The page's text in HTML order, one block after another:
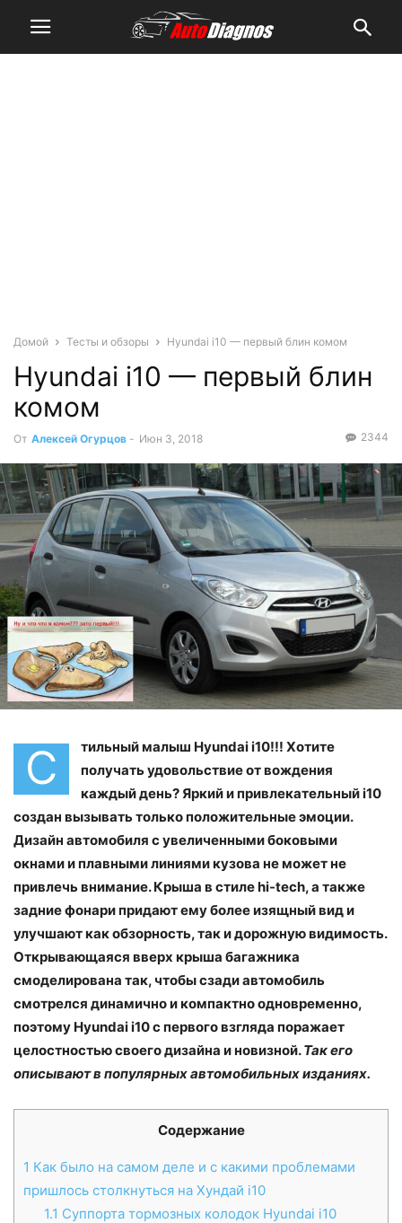
Домой Тесты и обзоры Hyundai i10 — первый блин комом
Hyundai i10 — первый блин
комом
От Алексей Огурцов - Июн 3, 2018 2344
С
тильный малыш Hyundai i10!!! Хотите
получать удовольствие от вождения
каждый день? Яркий и привлекательный i10
создан вызывать только положительные эмоции.
Дизайн автомобиля с увеличенными боковыми
окнами и плавными линиями кузова не может не
привлечь внимание. Крыша в стиле hi-tech, а также
задние фонари придают ему более изящный вид и
улучшают как обзорность, так и дорожную видимость.
Открывающаяся вверх крыша багажника
смоделирована так, чтобы сзади автомобиль
смотрелся динамично и компактно одновременно,
поэтому Hyundai i10 с первого взгляда поражает
целостностью своего дизайна и новизной.Так его
описывают в популярных автомобильных изданиях.
Содержание
1 Как было на самом деле и с какими проблемами
пришлось столкнуться на Хундай i10
1.1 Суппорта тормозных колодок Hyundai i10